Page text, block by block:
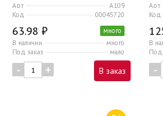
Арт
А109
Код
00045720
63.98 ₽
много
В наличии
много
Под заказ
мало
- + В заказ
Арт
Код
В
Под
-